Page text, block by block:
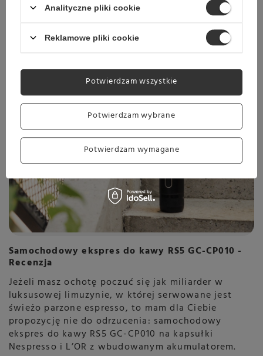
którym wiele osób przepada nie tylko z uwagi na
smak, ale również ze względu na właściwości
lecznicze. Czym jednak jest wspomniana bawarka
i skąd wziął się zwyczaj picia herbaty z mlekiem?
Czytaj więcej
Samochodowy ekspres do kawy RS5 GC-CP010 -
Recenzja
Jeżeli masz ochotę poczuć się jak miliarder w
luksusowej limuzynie, w której serwowane jest
świeżo parzone espresso, to mam dla Ciebie
propozycję nie do odrzucenia: samochodowy
ekspres do kawy RS5 GC-CP010 na kapsułki
Nespresso i L’OR z wbudowanym akumulatorem.
Analityczne pliki cookie
Reklamowe pliki cookie
Potwierdzam wybrane
Potwierdzam wymagane
Potwierdzam wszystkie